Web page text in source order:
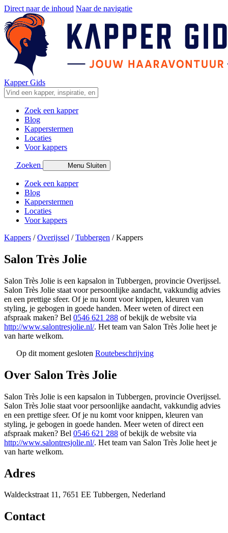
Direct naar de inhoud Naar de navigatie
Kapper Gids
Zoek een kapper
Blog
Kapperstermen
Locaties
Voor kappers
Zoeken Menu Sluiten
Zoek een kapper
Blog
Kapperstermen
Locaties
Voor kappers
Kappers /Overijssel /Tubbergen /Kappers
Salon Très Jolie
Salon Très Jolie is een kapsalon in Tubbergen, provincie Overijssel.
Salon Très Jolie staat voor persoonlijke aandacht, vakkundig advies
en een prettige sfeer. Of je nu komt voor knippen, kleuren van
styling, je gebogen in goede handen. Meer weten of direct een
afspraak maken? Bel 0546 621 288 of bekijk de website via
http://www.salontresjolie.nl/. Het team van Salon Très Jolie heet je
van harte welkom.
Op dit moment gesloten Routebeschrijving
+
Over Salon Très Jolie
Salon Très Jolie is een kapsalon in Tubbergen, provincie Overijssel.
Salon Très Jolie staat voor persoonlijke aandacht, vakkundig advies
en een prettige sfeer. Of je nu komt voor knippen, kleuren van
styling, je gebogen in goede handen. Meer weten of direct een
afspraak maken? Bel 0546 621 288 of bekijk de website via
http://www.salontresjolie.nl/. Het team van Salon Très Jolie heet je
van harte welkom.
Adres
Waldeckstraat 11, 7651 EE Tubbergen, Nederland
Contact